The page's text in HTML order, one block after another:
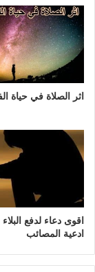
اثر الصلاة في حياة
اقوى دعاء لدفع
ادعية المصائب